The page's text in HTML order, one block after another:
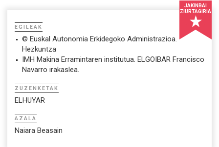
JAKINBAI
ZIURTAGIRIA
EGILEAK
© Euskal Autonomia Erkidegoko Administrazioa.
Hezkuntza
IMH Makina Erramintaren institutua. ELGOIBAR Francisco
Navarro irakaslea.
ZUZENKETAK
ELHUYAR
AZALA
Naiara Beasain